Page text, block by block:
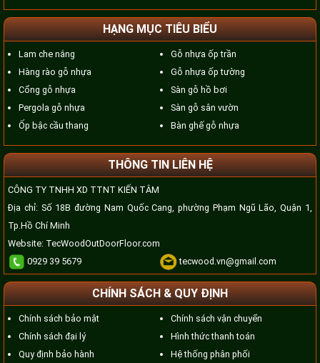
HẠNG MỤC TIÊU BIỂU
Lam che nắng
Hàng rào gỗ nhựa
Cổng gỗ nhựa
Pergola gỗ nhựa
Ốp bậc cầu thang
Gỗ nhựa ốp trần
Gỗ nhựa ốp tường
Sàn gỗ hồ bơi
Sàn gỗ sân vườn
Bàn ghế gỗ nhựa
THÔNG TIN LIÊN HỆ
CÔNG TY TNHH XD TTNT KIẾN TÂM
Địa chỉ: Số 18B đường Nam Quốc Cang, phường Phạm Ngũ Lão, Quận 1,
Tp.Hồ Chí Minh
Website: TecWoodOutDoorFloor.com
0929 39 5679
tecwood.vn@gmail.com
CHÍNH SÁCH & QUY ĐỊNH
Chính sách bảo mật
Chính sách đại lý
Quy định bảo hành
Chính sách vận chuyển
Hình thức thanh toán
Hệ thống phân phối